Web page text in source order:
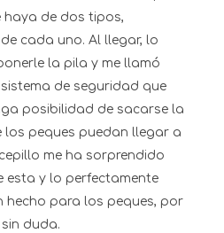
haya de dos tipos,
cada uno. Al llegar, lo
la pila y me llamó
de seguridad que
posibilidad de sacarse la
los peques puedan llegar a
me ha sorprendido
esta y lo perfectamente
para los peques, por
duda.